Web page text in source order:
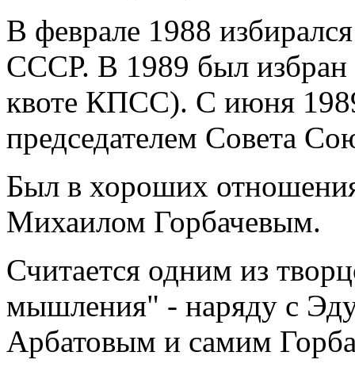
В феврале 1988
СССР. В 1989 был
квоте КПСС). С июня
председателем Совета
Был в хороших
Михаилом Горбачевым.
Считается одним из
мышления" - наряду с
Арбатовым и самим